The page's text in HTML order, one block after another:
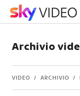
Archivio
VIDEO ARCHIVIO